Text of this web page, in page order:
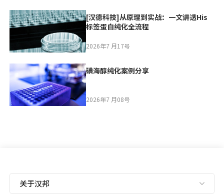
[汉德科技]从原理到实战：一文讲透His
标签蛋白纯化全流程
2026年7 月17号
碘海醇纯化案例分享
2026年7 月08号
关于汉邦